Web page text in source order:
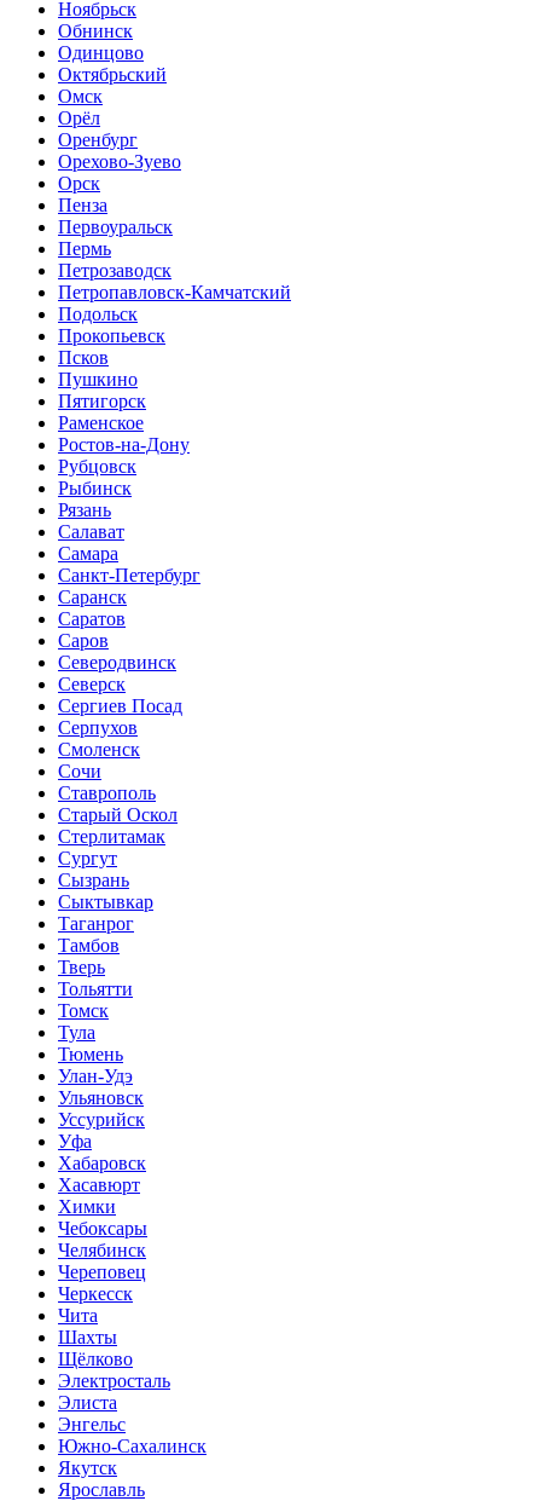
Ноябрьск
Обнинск
Одинцово
Октябрьский
Омск
Орёл
Оренбург
Орехово-Зуево
Орск
Пенза
Первоуральск
Пермь
Петрозаводск
Петропавловск-Камчатский
Подольск
Прокопьевск
Псков
Пушкино
Пятигорск
Раменское
Ростов-на-Дону
Рубцовск
Рыбинск
Рязань
Салават
Самара
Санкт-Петербург
Саранск
Саратов
Саров
Северодвинск
Северск
Сергиев Посад
Серпухов
Смоленск
Сочи
Ставрополь
Старый Оскол
Стерлитамак
Сургут
Сызрань
Сыктывкар
Таганрог
Тамбов
Тверь
Тольятти
Томск
Тула
Тюмень
Улан-Удэ
Ульяновск
Уссурийск
Уфа
Хабаровск
Хасавюрт
Химки
Чебоксары
Челябинск
Череповец
Черкесск
Чита
Шахты
Щёлково
Электросталь
Элиста
Энгельс
Южно-Сахалинск
Якутск
Ярославль